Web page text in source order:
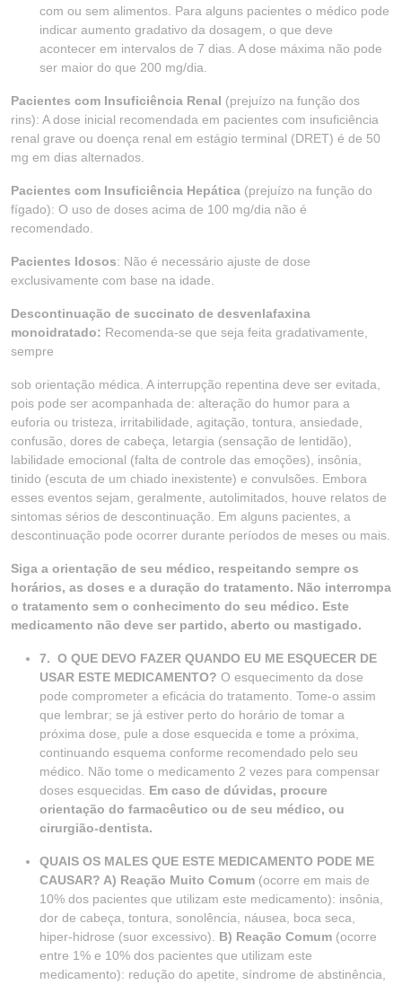
com ou sem alimentos. Para alguns pacientes o médico pode
indicar aumento gradativo da dosagem, o que deve
acontecer em intervalos de 7 dias. A dose máxima não pode
ser maior do que 200 mg/dia.
Pacientes com Insuficiência Renal (prejuízo na função dos
rins): A dose inicial recomendada em pacientes com insuficiência
renal grave ou doença renal em estágio terminal (DRET) é de 50
mg em dias alternados.
Pacientes com Insuficiência Hepática (prejuízo na função do
fígado): O uso de doses acima de 100 mg/dia não é
recomendado.
Pacientes Idosos: Não é necessário ajuste de dose
exclusivamente com base na idade.
Descontinuação de succinato de desvenlafaxina
monoidratado: Recomenda-se que seja feita gradativamente,
sempre
sob orientação médica. A interrupção repentina deve ser evitada,
pois pode ser acompanhada de: alteração do humor para a
euforia ou tristeza, irritabilidade, agitação, tontura, ansiedade,
confusão, dores de cabeça, letargia (sensação de lentidão),
labilidade emocional (falta de controle das emoções), insônia,
tinido (escuta de um chiado inexistente) e convulsões. Embora
esses eventos sejam, geralmente, autolimitados, houve relatos de
sintomas sérios de descontinuação. Em alguns pacientes, a
descontinuação pode ocorrer durante períodos de meses ou mais.
Siga a orientação de seu médico, respeitando sempre os
horários, as doses e a duração do tratamento. Não interrompa
o tratamento sem o conhecimento do seu médico. Este
medicamento não deve ser partido, aberto ou mastigado.
7. O QUE DEVO FAZER QUANDO EU ME ESQUECER DE
USAR ESTE MEDICAMENTO? O esquecimento da dose
pode comprometer a eficácia do tratamento. Tome-o assim
que lembrar; se já estiver perto do horário de tomar a
próxima dose, pule a dose esquecida e tome a próxima,
continuando esquema conforme recomendado pelo seu
médico. Não tome o medicamento 2 vezes para compensar
doses esquecidas. Em caso de dúvidas, procure
orientação do farmacêutico ou de seu médico, ou
cirurgião-dentista.
QUAIS OS MALES QUE ESTE MEDICAMENTO PODE ME
CAUSAR? A) Reação Muito Comum (ocorre em mais de
10% dos pacientes que utilizam este medicamento): insônia,
dor de cabeça, tontura, sonolência, náusea, boca seca,
hiper-hidrose (suor excessivo). B) Reação Comum (ocorre
entre 1% e 10% dos pacientes que utilizam este
medicamento): redução do apetite, síndrome de abstinência,